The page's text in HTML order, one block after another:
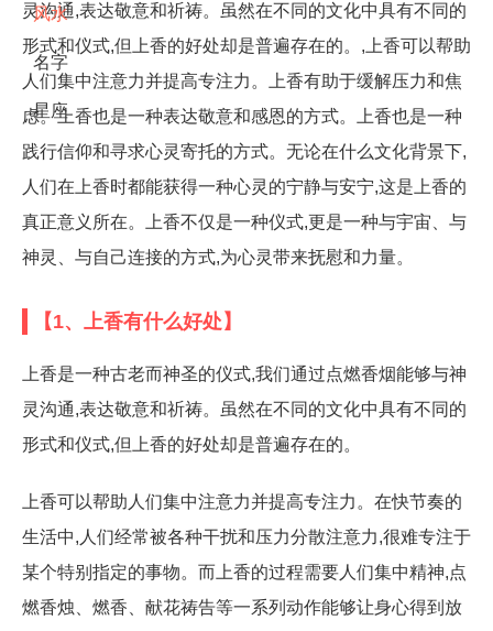
风水
名字
星座
灵沟通,表达敬意和祈祷。虽然在不同的文化中具有不同的
形式和仪式,但上香的好处却是普遍存在的。,上香可以帮助
人们集中注意力并提高专注力。上香有助于缓解压力和焦
虑。上香也是一种表达敬意和感恩的方式。上香也是一种
践行信仰和寻求心灵寄托的方式。无论在什么文化背景下,
人们在上香时都能获得一种心灵的宁静与安宁,这是上香的
真正意义所在。上香不仅是一种仪式,更是一种与宇宙、与
神灵、与自己连接的方式,为心灵带来抚慰和力量。
【1、上香有什么好处】
上香是一种古老而神圣的仪式,我们通过点燃香烟能够与神
灵沟通,表达敬意和祈祷。虽然在不同的文化中具有不同的
形式和仪式,但上香的好处却是普遍存在的。
上香可以帮助人们集中注意力并提高专注力。在快节奏的
生活中,人们经常被各种干扰和压力分散注意力,很难专注于
某个特别指定的事物。而上香的过程需要人们集中精神,点
燃香烛、燃香、献花祷告等一系列动作能够让身心得到放